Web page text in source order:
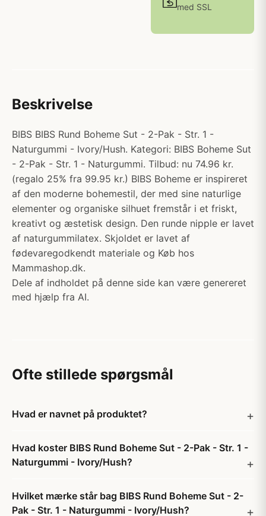
med SSL
Beskrivelse
BIBS BIBS Rund Boheme Sut - 2-Pak - Str. 1 -
Naturgummi - Ivory/Hush. Kategori: BIBS Boheme Sut
- 2-Pak - Str. 1 - Naturgummi. Tilbud: nu 74.96 kr.
(regalo 25% fra 99.95 kr.) BIBS Boheme er inspireret
af den moderne bohemestil, der med sine naturlige
elementer og organiske silhuet fremstår i et friskt,
kreativt og æstetisk design. Den runde nipple er lavet
af naturgummilatex. Skjoldet er lavet af
fødevaregodkendt materiale og Køb hos
Mammashop.dk.
Dele af indholdet på denne side kan være genereret
med hjælp fra AI.
Ofte stillede spørgsmål
Hvad er navnet på produktet?
Hvad koster BIBS Rund Boheme Sut - 2-Pak - Str. 1 -
Naturgummi - Ivory/Hush?
Hvilket mærke står bag BIBS Rund Boheme Sut - 2-
Pak - Str. 1 - Naturgummi - Ivory/Hush?